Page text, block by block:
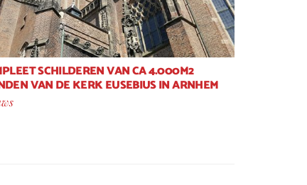
SCHILDEREN VAN CA 4.000M2
VAN DE KERK EUSEBIUS IN ARNHEM